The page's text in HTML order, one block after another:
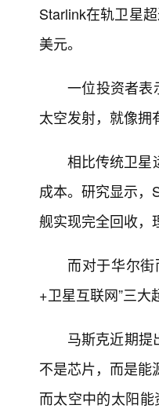
Starlink在轨卫星
美元。
一位投资者表
太空发射，就像拥
相比传统卫星
成本。研究显示，
舰实现完全回收，
而对于华尔
+卫星互联网”三大
马斯克近期提
不是芯片，而是能
而太空中的太阳